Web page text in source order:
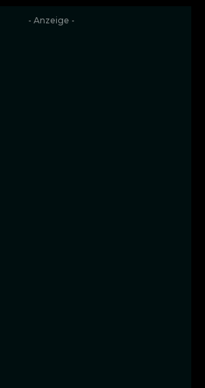
- Anzeige -